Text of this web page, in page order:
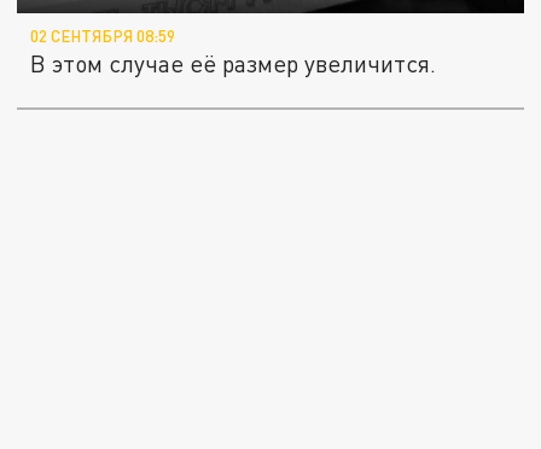
02 СЕНТЯБРЯ 08:59
В этом случае её размер увеличится.